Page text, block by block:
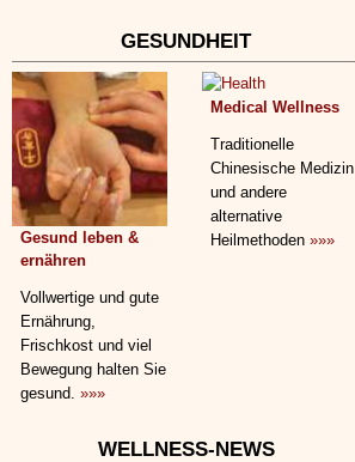
GESUNDHEIT
Gesund leben &
ernähren
Vollwertige und gute
Ernährung,
Frischkost und viel
Bewegung halten Sie
gesund. »»»
Medical Wellness
Traditionelle
Chinesische Medizin
und andere
alternative
Heilmethoden »»»
WELLNESS-NEWS